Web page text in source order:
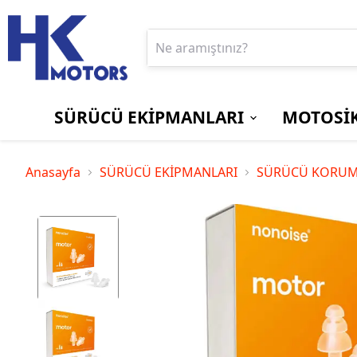
SÜRÜCÜ EKİPMANLARI
BOT ve ÇİZMELER PANTOLONLAR
SÜRÜCÜ
ÇANTALARI
YAĞMURLUKLAR
EKRAN/GÖSTERGE
MOTOSİKLET
Aprilia Bajaj
Suzuki Triumph
Anasayfa SÜRÜCÜ EKİPMANLARI SÜRÜCÜ